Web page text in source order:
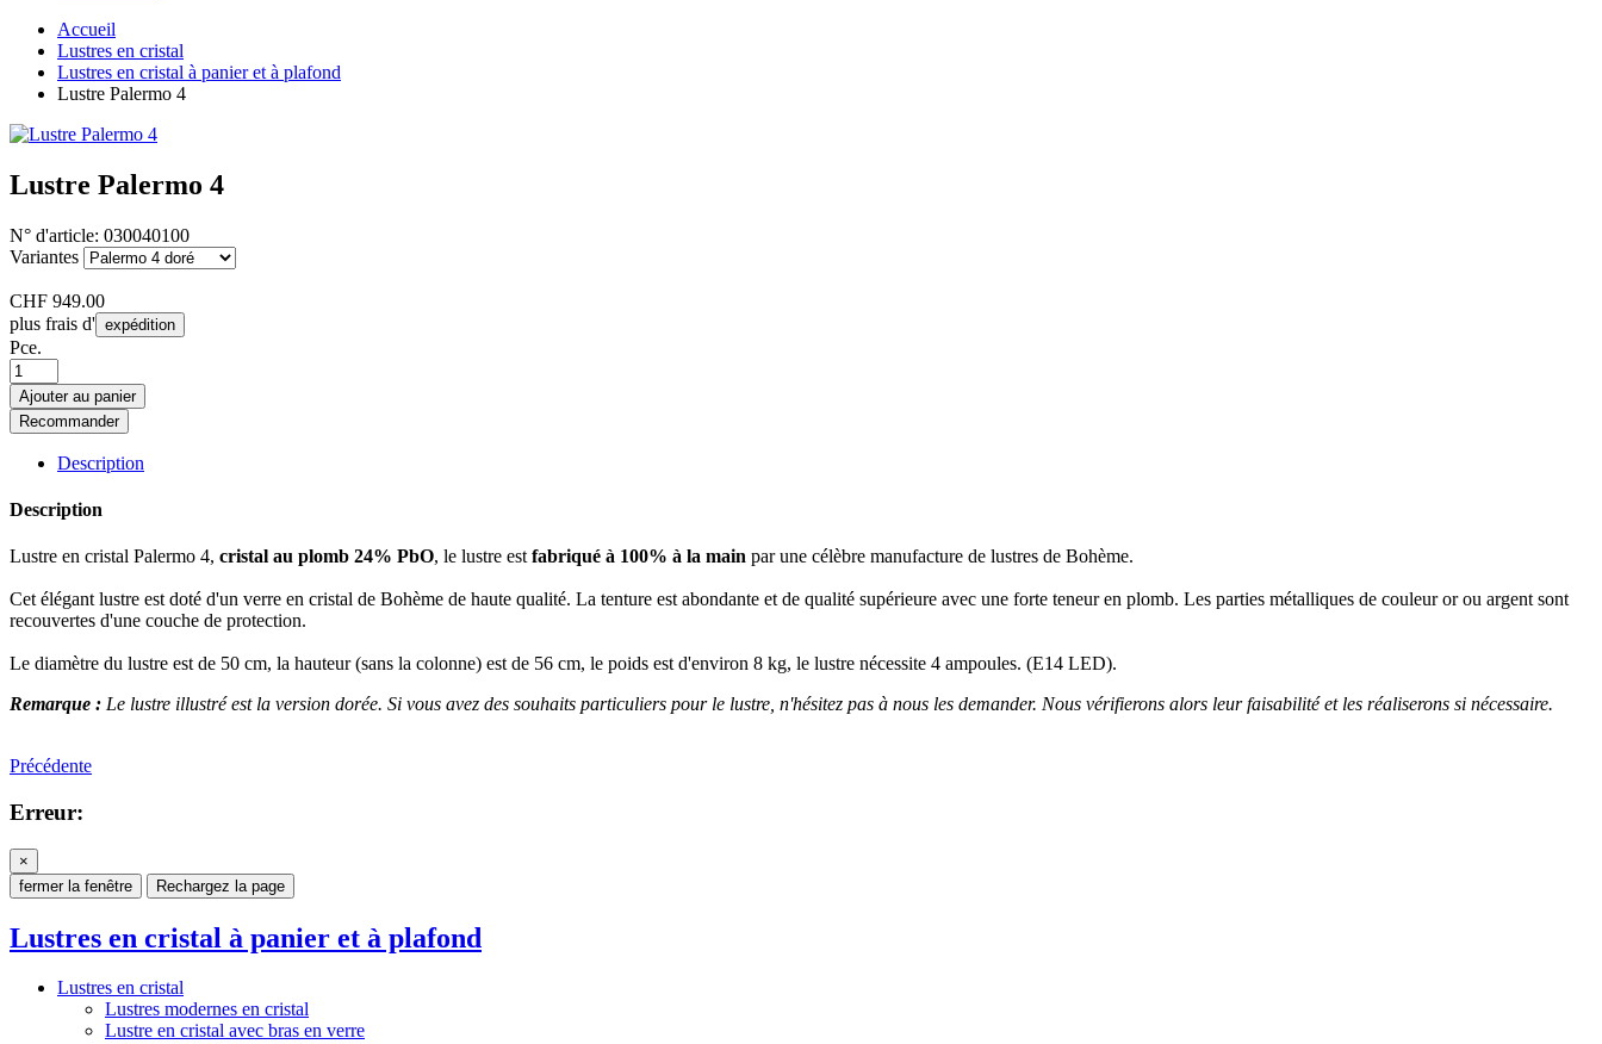
Accueil
Lustres en cristal
Lustres en cristal à panier et à plafond
Lustre Palermo 4
Lustre Palermo 4
N° d'article: 030040100
Variantes
CHF 949.00
plus frais d' expédition
Pce.
Ajouter au panier
Recommander
Description
Description
Lustre en cristal Palermo 4, cristal au plomb 24% PbO, le lustre est fabriqué à 100% à la main par une célèbre manufacture de lustres de Bohème.
Cet élégant lustre est doté d'un verre en cristal de Bohème de haute qualité. La tenture est abondante et de qualité supérieure avec une forte teneur en plomb. Les parties métalliques de couleur or ou argent sont
recouvertes d'une couche de protection.
Le diamètre du lustre est de 50 cm, la hauteur (sans la colonne) est de 56 cm, le poids est d'environ 8 kg, le lustre nécessite 4 ampoules. (E14 LED).
Remarque : Le lustre illustré est la version dorée. Si vous avez des souhaits particuliers pour le lustre, n'hésitez pas à nous les demander. Nous vérifierons alors leur faisabilité et les réaliserons si nécessaire.
Précédente
Erreur:
×
fermer la fenêtre
Rechargez la page
Lustres en cristal à panier et à plafond
Lustres en cristal
Lustres modernes en cristal
Lustre en cristal avec bras en verre